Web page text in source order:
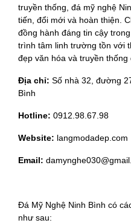
truyền thống, đá mỹ nghệ
tiến, đổi mới và hoàn thiện.
đồng hành đáng tin cậy
trình tâm linh trường tồn với
đẹp văn hóa và truyền thống
Địa chỉ: Số nhà 32, đường
Bình
Hotline: 0912.98.67.98
Website: langmodadep.com
Email:
Đá Mỹ Nghệ Ninh Bình có
như sau: